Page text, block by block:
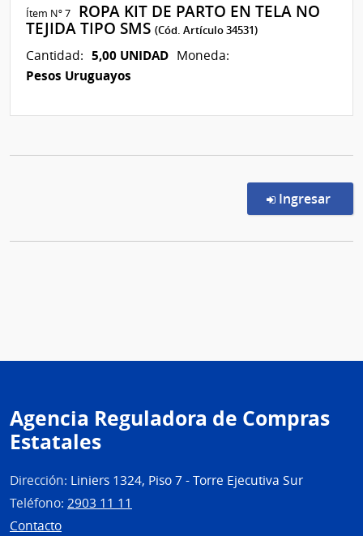
Ítem Nº 7
ROPA KIT DE PARTO EN TELA NO
TEJIDA TIPO SMS(Cód. Artículo 34531)
Cantidad: 5,00 UNIDAD Moneda:
Pesos Uruguayos
Ingresar
Agencia Reguladora de Compras
Estatales
Dirección: Liniers 1324, Piso 7 - Torre Ejecutiva Sur
Teléfono: 2903 11 11
Contacto